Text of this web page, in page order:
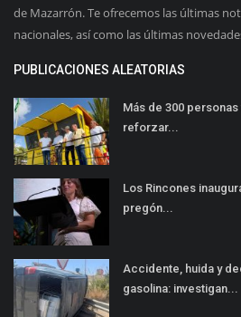
de Mazarrón. Te ofrecemos las últimas
nacionales, así como las últimas
PUBLICACIONES ALEATORIAS
Más de 300
reforzar...
Los Rincones
pregón...
Accidente, huida y
gasolina: investigan...